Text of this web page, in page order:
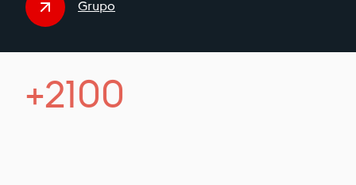
Grupo
+2100